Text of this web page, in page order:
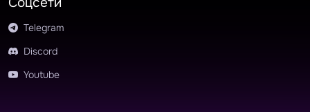
Telegram
Discord
Youtube